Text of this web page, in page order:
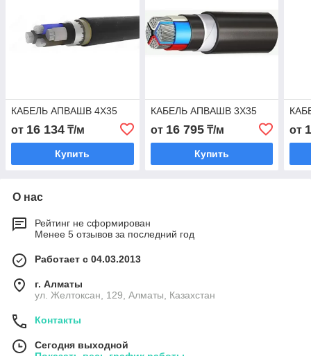
КАБЕЛЬ АПВАШВ 4Х35
от 16 134 ₸/м
Купить
КАБЕЛЬ АПВАШВ 3Х35
от 16 795₸/м
Купить
от
О нас
Рейтинг не сформирован
Менее 5 отзывов за последний год
Работает с 04.03.2013
г. Алматы
ул. Желтоксан, 129, Алматы, Казахстан
Контакты
Сегодня выходной